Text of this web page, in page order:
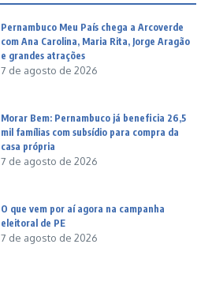
Pernambuco Meu País chega a Arcoverde
com Ana Carolina, Maria Rita, Jorge Aragão
e grandes atrações
7 de agosto de 2026
Morar Bem: Pernambuco já beneficia 26,5
mil famílias com subsídio para compra da
casa própria
7 de agosto de 2026
O que vem por aí agora na campanha
eleitoral de PE
7 de agosto de 2026